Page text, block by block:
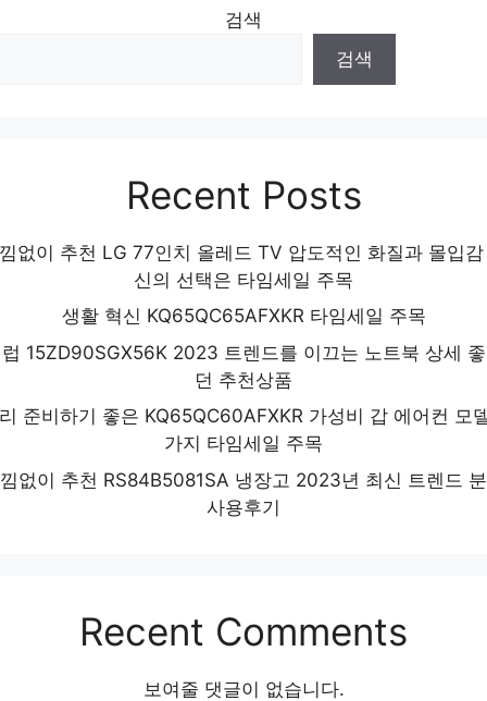
검색
검색
Recent Posts
없이 추천 LG 77인치 올레드 TV 압도적인 화질과 몰입
신의 선택은 타임세일 주목
생활 혁신 KQ65QC65AFXKR 타임세일 주목
15ZD90SGX56K 2023 트렌드를 이끄는 노트북 상세
던 추천상품
준비하기 좋은 KQ65QC60AFXKR 가성비 갑 에어컨 모
가지 타임세일 주목
없이 추천 RS84B5081SA 냉장고 2023년 최신 트렌드
사용후기
Recent Comments
보여줄 댓글이 없습니다.